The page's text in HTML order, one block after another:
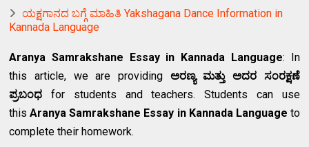
ಯಕ್ಷಗಾನದ ಬಗ್ಗೆ ಮಾಹಿತಿ Yakshagana Dance Information in
Kannada Language
Aranya Samrakshane Essay in Kannada Language: In
this article, we are providing ಅರಣ್ಯ ಮತ್ತು ಅದರ ಸಂರಕ್ಷಣೆ
ಪ್ರಬಂಧ for students and teachers. Students can use
thisAranya Samrakshane Essay in Kannada Language to
complete their homework.